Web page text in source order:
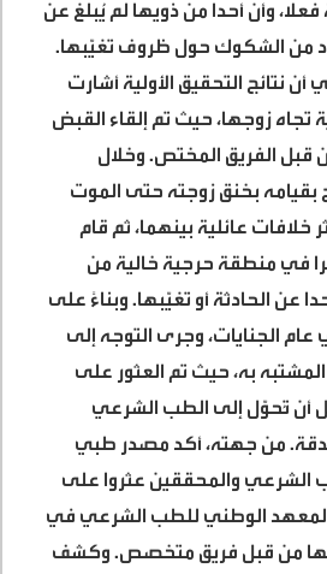
وأن أحدا من ذويها لم يُبلغ عن
زاد من الشكوك حول ظروف تغيّبها.
أن نتائج التحقيق الأولية أشارت
زوجها، حيث تم إلقاء القبض
قبل الفريق المختص. وخلال
بقيامه بخنق زوجته حتى الموت
خلافات عائلية بينهما، ثم قام
في منطقة حرجية خالية من
عن الحادثة أو تغيّبها. وبناءً على
عام الجنايات، وجرى التوجه إلى
المشتبه به، حيث تم العثور على
أن تُحوّل إلى الطب الشرعي
بدقة. من جهته، أكد مصدر طبي
الشرعي والمحققين عثروا على
المعهد الوطني للطب الشرعي في
من قبل فريق متخصص. وكشف